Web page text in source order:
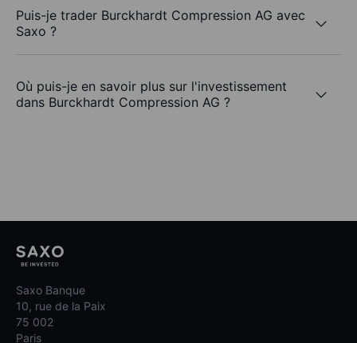
Puis-je trader Burckhardt Compression AG avec
Saxo ?
Où puis-je en savoir plus sur l'investissement
dans Burckhardt Compression AG ?
Saxo Banque
10, rue de la Paix
75 002
Paris